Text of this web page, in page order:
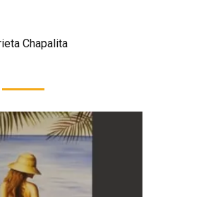
Chapalita